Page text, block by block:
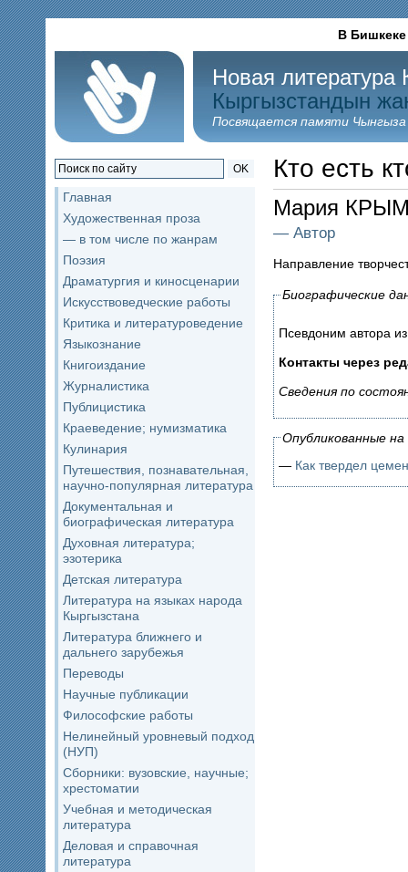
В Бишкеке
Новая литература
Кыргызстандын
Посвящается памяти
OK
Главная
Художественная проза
— в том числе по жанрам
Поэзия
Драматургия и киносценарии
Искусствоведческие работы
Критика и литературоведение
Языкознание
Книгоиздание
Журналистика
Публицистика
Краеведение; нумизматика
Кулинария
Путешествия, познавательная,
научно-популярная литература
Документальная и
биографическая литература
Духовная литература;
эзотерика
Детская литература
Литература на языках народа
Кыргызстана
Литература ближнего и
дальнего зарубежья
Переводы
Научные публикации
Философские работы
Нелинейный уровневый подход
(НУП)
Сборники: вузовские, научные;
хрестоматии
Учебная и методическая
литература
Деловая и справочная
литература
Кто есть
Мария
— Автор
Направление
Биографические
Псевдоним автора
Контакты через
Сведения по
Опубликованные
— Как твердел